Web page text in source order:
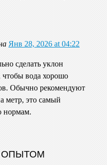
Янв 28, 2026 at 04:22
сделать уклон
вода хорошо
Обычно рекомендуют
метр, это самый
нормам.
ОПЫТОМ